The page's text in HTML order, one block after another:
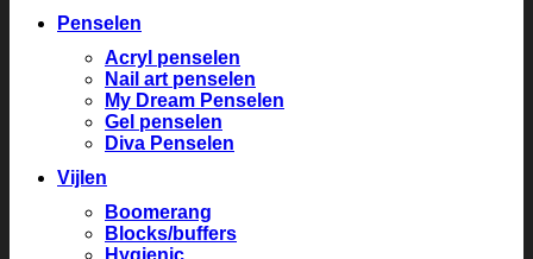
Penselen
Acryl penselen
Nail art penselen
My Dream Penselen
Gel penselen
Diva Penselen
Vijlen
Boomerang
Blocks/buffers
Hygienic